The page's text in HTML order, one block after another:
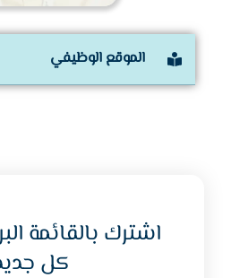
الموقع الوظيفي
اشترك بالقائمة
كل